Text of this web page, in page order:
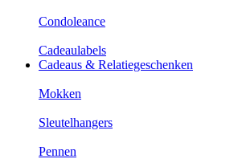
Condoleance
Cadeaulabels
Cadeaus & Relatiegeschenken
Mokken
Sleutelhangers
Pennen